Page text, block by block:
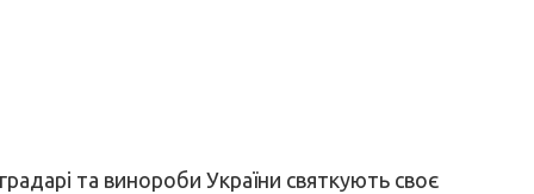
та винороби України святкують своє